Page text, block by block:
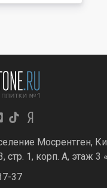
Мосрентген,
стр. 1, корп. А, этаж 3
37